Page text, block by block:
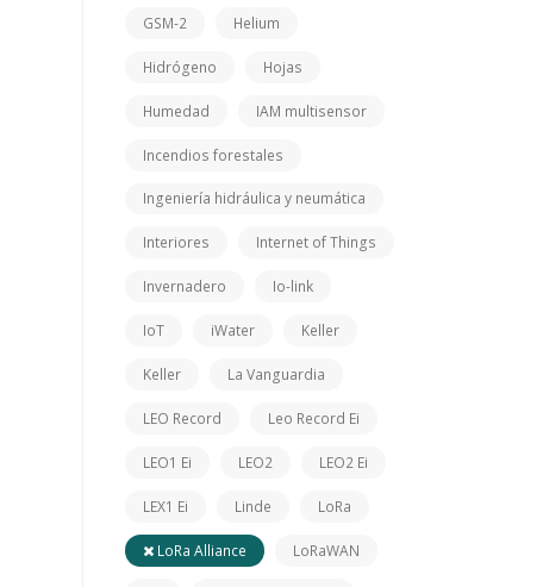
GSM-2 Helium
Hidrógeno Hojas
Humedad IAM multisensor
Incendios forestales
Ingeniería hidráulica y neumática
Interiores Internet of Things
Invernadero Io-link
IoT iWater Keller
Keller La Vanguardia
LEO Record Leo Record Ei
LEO1 Ei LEO2 LEO2 Ei
LEX1 Ei Linde LoRa
LoRa Alliance LoRaWAN